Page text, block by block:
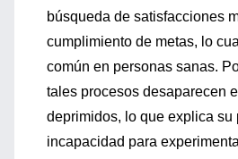
búsqueda de satisfacciones
cumplimiento de metas, lo
común en personas sanas.
tales procesos desaparecen
deprimidos, lo que explica su
incapacidad para